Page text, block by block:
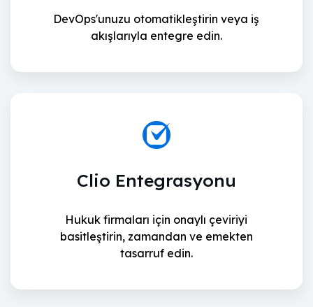
DevOps'unuzu otomatikleştirin veya iş
akışlarıyla entegre edin.
Clio Entegrasyonu
Hukuk firmaları için onaylı çeviriyi
basitleştirin, zamandan ve emekten
tasarruf edin.